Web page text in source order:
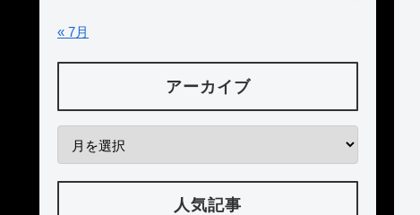
« 7月
アーカイブ
人気記事